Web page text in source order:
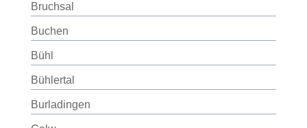
Bruchsal
Buchen
Bühl
Bühlertal
Burladingen